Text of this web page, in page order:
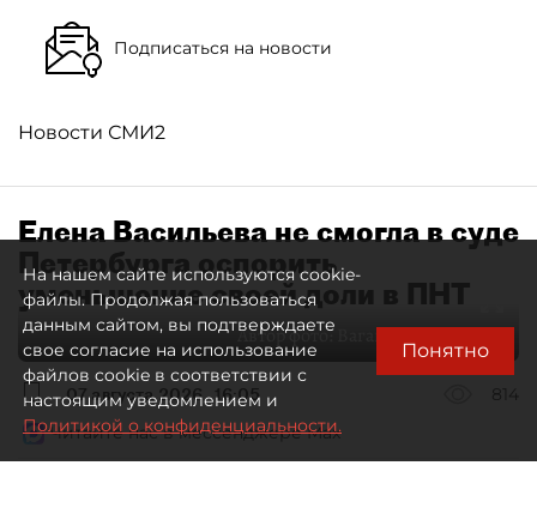
Подписаться на новости
Новости СМИ2
Елена Васильева не смогла в суде
Петербурга оспорить
уменьшение своей доли в ПНТ
Автор фото: Ваганов Антон / "ДП"
07 августа 2026 16:05
814
Читайте нас в мессенджере Max
На нашем сайте используются cookie-
файлы. Продолжая пользоваться
данным сайтом, вы подтверждаете
свое согласие на использование
файлов cookie в соответствии с
настоящим уведомлением и
Политикой о конфиденциальности.
Понятно